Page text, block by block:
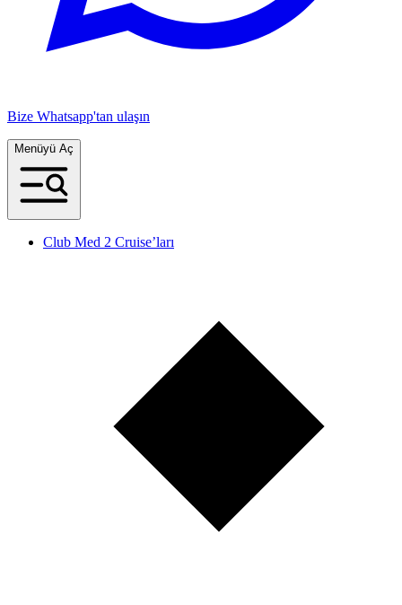
Bize Whatsapp'tan ulaşın
Menüyü Aç
Club Med 2 Cruise’ları